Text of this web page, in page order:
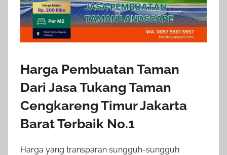
Harga Pembuatan Taman
Dari Jasa Tukang Taman
Cengkareng Timur Jakarta
Barat Terbaik No.1
Harga yang transparan sungguh-sungguh